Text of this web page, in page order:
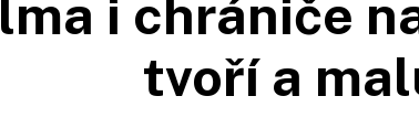
i chrániče
tvoří a